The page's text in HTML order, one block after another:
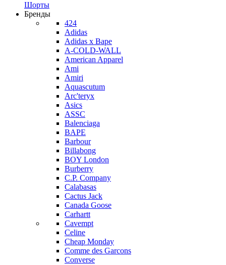
Шорты
Бренды
424
Adidas
Adidas x Bape
A-COLD-WALL
American Apparel
Ami
Amiri
Aquascutum
Arc'teryx
Asics
ASSC
Balenciaga
BAPE
Barbour
Billabong
BOY London
Burberry
C.P. Company
Calabasas
Cactus Jack
Canada Goose
Carhartt
Cavempt
Celine
Cheap Monday
Comme des Garcons
Converse